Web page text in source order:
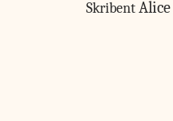
Skribent